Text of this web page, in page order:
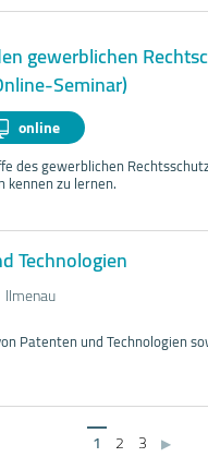
gewerblichen
Seminar)
online
des gewerblichen
zu lernen.
Technologien
Ilmenau
Patenten und Technologien
1 2 3 ▶